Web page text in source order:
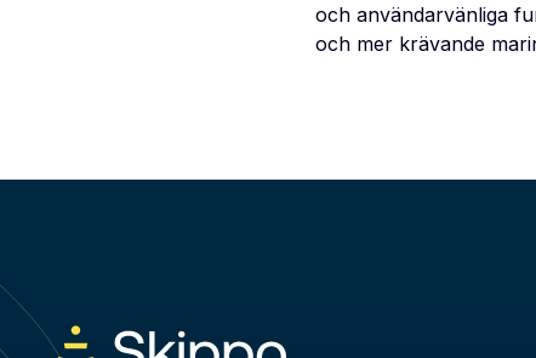
och användarvänliga
och mer krävande